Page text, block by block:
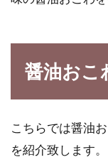
醤油おこ
こちらでは醤油
を紹介致します。